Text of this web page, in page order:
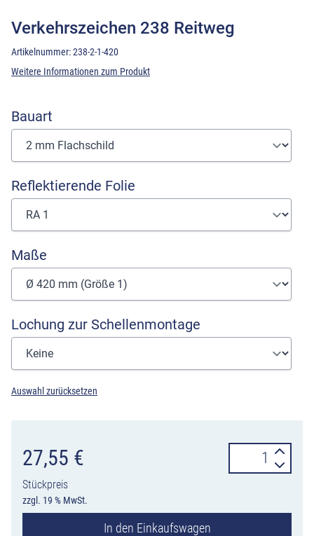
Verkehrszeichen 238 Reitweg
Artikelnummer:238-2-1-420
Weitere Informationen zum Produkt
Bauart
Reflektierende Folie
Maße
Lochung zur Schellenmontage
Auswahl zurücksetzen
27,55 €
Stückpreis
zzgl. 19 % MwSt.
238
Menge
In den Einkaufswagen